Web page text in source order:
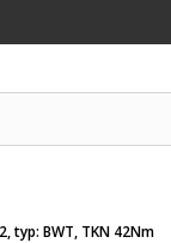
typ: BWT, TKN 42Nm